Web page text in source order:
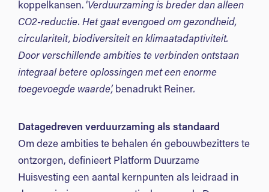
koppelkansen. ‘Verduurzaming is breder dan alleen
CO2-reductie. Het gaat evengoed om gezondheid,
circulariteit, biodiversiteit en klimaatadaptiviteit.
Door verschillende ambities te verbinden ontstaan
integraal betere oplossingen met een enorme
toegevoegde waarde’, benadrukt Reiner.
Datagedreven verduurzaming als standaard
Om deze ambities te behalen én gebouwbezitters te
ontzorgen, definieert Platform Duurzame
Huisvesting een aantal kernpunten als leidraad in